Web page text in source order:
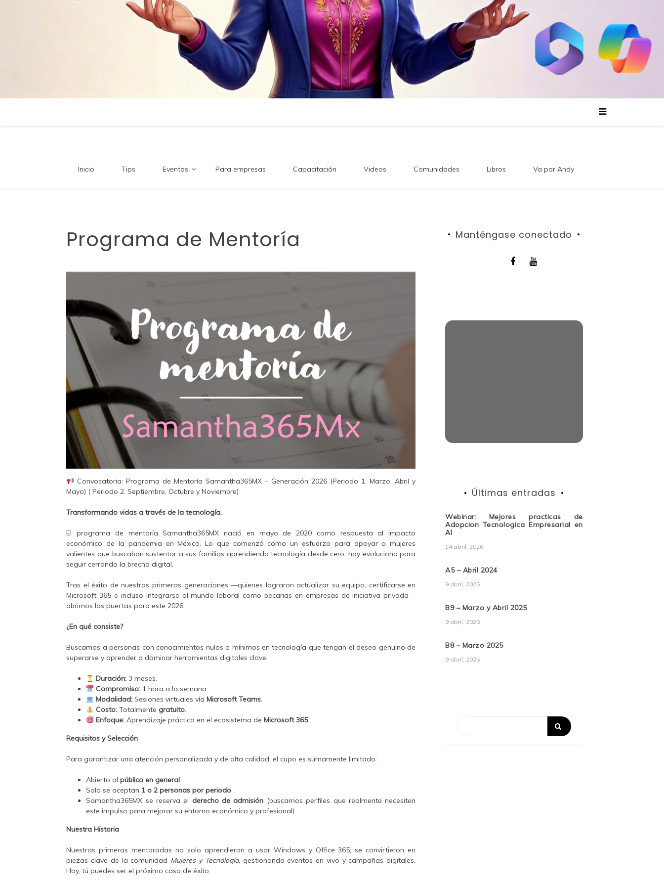
Inicio Tips Eventos Para empresas Capacitación Videos Comunidades Libros Va por Andy
Programa de Mentoría
Convocatoria: Programa de Mentoría Samantha365MX – Generación 2026 (Periodo 1. Marzo, Abril y
Mayo) ( Periodo 2. Septiembre, Octubre y Noviembre)
Transformando vidas a través de la tecnología.
El programa de mentoría Samantha365MX nació en mayo de 2020 como respuesta al impacto
económico de la pandemia en México. Lo que comenzó como un esfuerzo para apoyar a mujeres
valientes que buscaban sustentar a sus familias aprendiendo tecnología desde cero, hoy evoluciona para
seguir cerrando la brecha digital.
Tras el éxito de nuestras primeras generaciones —quienes lograron actualizar su equipo, certificarse en
Microsoft 365 e incluso integrarse al mundo laboral como becarias en empresas de iniciativa privada—
abrimos las puertas para este 2026.
¿En qué consiste?
Buscamos a personas con conocimientos nulos o mínimos en tecnología que tengan el deseo genuino de
superarse y aprender a dominar herramientas digitales clave.
Duración: 3 meses.
Compromiso: 1 hora a la semana.
Modalidad: Sesiones virtuales vía Microsoft Teams.
Costo: Totalmente gratuito.
Enfoque: Aprendizaje práctico en el ecosistema de Microsoft 365.
Requisitos y Selección
Para garantizar una atención personalizada y de alta calidad, el cupo es sumamente limitado:
Abierto alpúblico en general.
Solo se aceptan 1 o 2 personas por periodo.
Samantha365MX se reserva el derecho de admisión (buscamos perfiles que realmente necesiten
este impulso para mejorar su entorno económico y profesional).
Nuestra Historia
Nuestras primeras mentoradas no solo aprendieron a usar Windows y Office 365; se convirtieron en
piezas clave de la comunidad Mujeres y Tecnología, gestionando eventos en vivo y campañas digitales.
Hoy, tú puedes ser el próximo caso de éxito.
Manténgase conectado
Últimas entradas
Webinar: Mejores practicas de
Adopcion Tecnologica Empresarial en
AI
14 abril, 2026
A5 – Abril 2024
9 abril, 2025
B9 – Marzo y Abril 2025
9 abril, 2025
B8 – Marzo 2025
9 abril, 2025